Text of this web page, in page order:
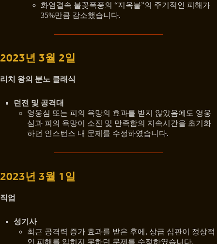
화염결속 불꽃폭풍의 “지옥불”의 주기적인 피해가
35%만큼 감소했습니다.
2023년 3월 2일
리치 왕의 분노 클래식
던전 및 공격대
영웅심 또는 피의 욕망의 효과를 받지 않았음에도 영웅
심과 피의 욕망이 소진 및 만족함의 지속시간을 초기화
하던 인스턴스 내 문제를 수정하였습니다.
2023년 3월 1일
직업
성기사
최근 공격력 증가 효과를 받은 후에, 상급 심판이 정상적
인 피해를 입히지 못하던 문제를 수정하였습니다.